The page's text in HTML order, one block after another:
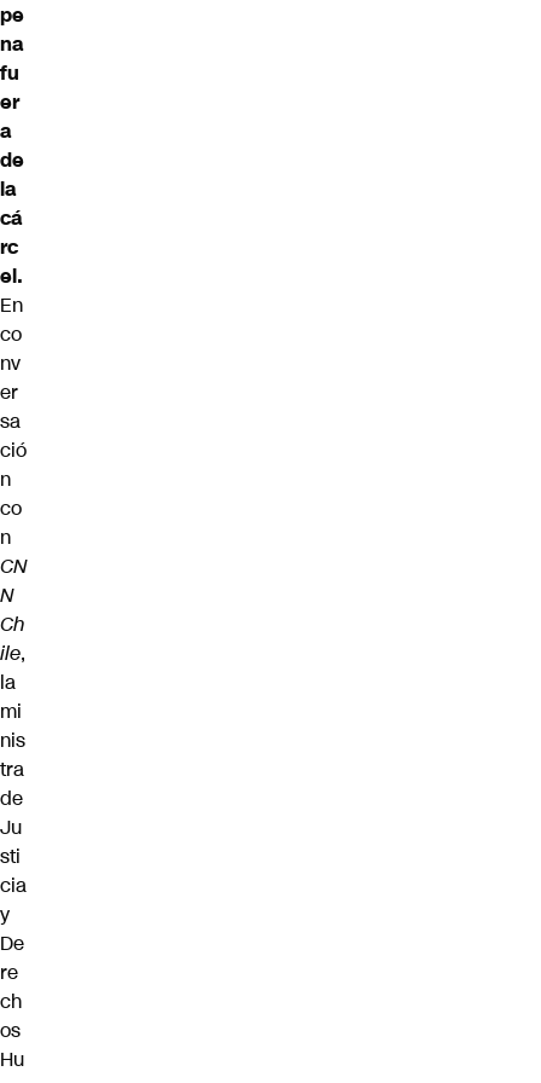
pe
na
fu
er
a
de
la
cá
rc
el.
En
co
nv
er
sa
ció
n
co
n
CN
N
Ch
ile,
la
mi
nis
tra
de
Ju
sti
cia
y
De
re
ch
os
Hu